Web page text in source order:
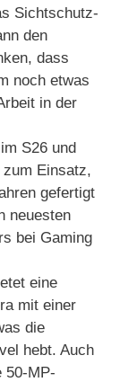
Sichtschutz-
den
dass
noch etwas
in der
S26 und
zum Einsatz,
gefertigt
neuesten
bei Gaming
eine
mit einer
die
hebt. Auch
50-MP-